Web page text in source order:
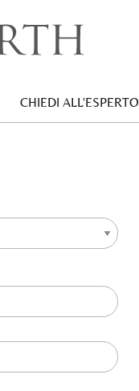
CHIEDI ALL'ESPERTO